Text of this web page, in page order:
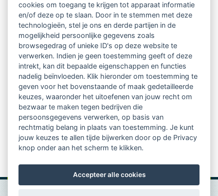
relatienieuwsbrief met o.a.:
vrij toegankelijke TsvB-artikelen
nieuws op het vlak van professioneel
begeleiden
informatie over LVSC-activiteiten
Aanmelden nieuwsbrief
cookies om toegang te krijgen tot apparaat informatie
en/of deze op te slaan. Door in te stemmen met deze
technologieën, stel je ons en derde partijen in de
mogelijkheid persoonlijke gegevens zoals
browsegedrag of unieke ID's op deze website te
verwerken. Indien je geen toestemming geeft of deze
intrekt, kan dit bepaalde eigenschappen en functies
nadelig beïnvloeden. Klik hieronder om toestemming te
geven voor het bovenstaande of maak gedetailleerde
keuzes, waaronder het uitoefenen van jouw recht om
bezwaar te maken tegen bedrijven die
persoonsgegevens verwerken, op basis van
rechtmatig belang in plaats van toestemming. Je kunt
jouw keuzes te allen tijde bijwerken door op de Privacy
knop onder aan het scherm te klikken.
Accepteer alle cookies